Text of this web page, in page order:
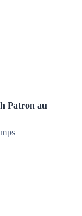
Patron au